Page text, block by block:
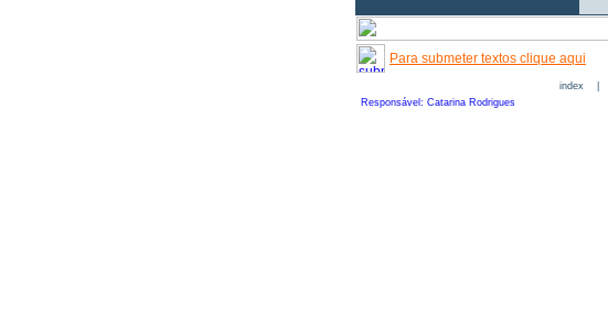
Para submeter textos clique aqui
index|